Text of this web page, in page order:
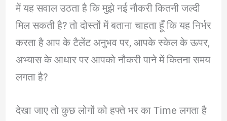
में यह सवाल उठता है कि मुझे नई नौकरी कितनी जल्दी
मिल सकती है? तो दोस्तों में बताना चाहता हूँ कि यह निर्भर
करता है आप के टैलेंट अनुभव पर, आपके स्केल के ऊपर,
अभ्यास के आधार पर आपको नौकरी पाने में कितना समय
लगता है?
देखा जाए तो कुछ लोगों को हफ्ते भर का Time लगता है